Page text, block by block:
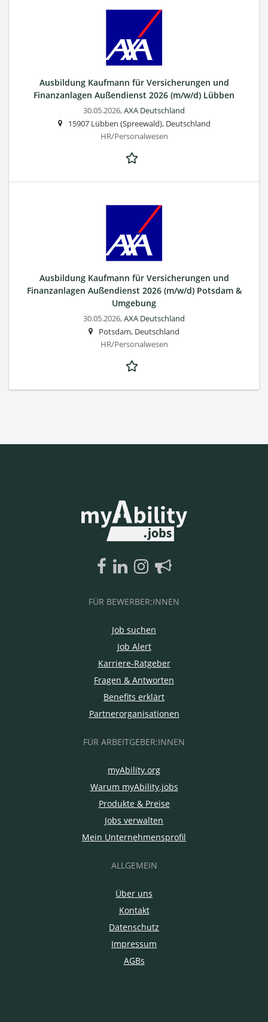
Ausbildung Kaufmann für Versicherungen und
Finanzanlagen Außendienst 2026 (m/w/d) Lübben
30.05.2026,AXA Deutschland
15907 Lübben (Spreewald), Deutschland
HR/Personalwesen
Ausbildung Kaufmann für Versicherungen und
Finanzanlagen Außendienst 2026 (m/w/d) Potsdam &
Umgebung
30.05.2026,AXA Deutschland
Potsdam, Deutschland
HR/Personalwesen
FÜR BEWERBER:INNEN
Job suchen
Job Alert
Karriere-Ratgeber
Fragen & Antworten
Benefits erklärt
Partnerorganisationen
FÜR ARBEITGEBER:INNEN
myAbility.org
Warum myAbility.jobs
Produkte & Preise
Jobs verwalten
Mein Unternehmensprofil
ALLGEMEIN
Über uns
Kontakt
Datenschutz
Impressum
AGBs